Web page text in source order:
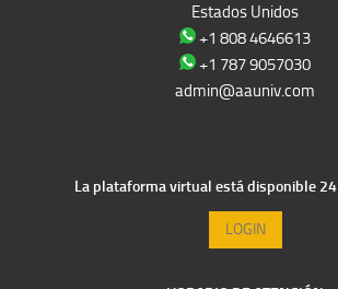
Estados Unidos
+1 808 4646613
+1 787 9057030
admin@aauniv.com
La plataforma virtual está disponible
LOGIN